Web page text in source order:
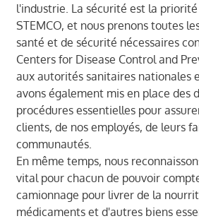
l'industrie. La sécurité est la
STEMCO, et nous prenons toutes
santé et de sécurité nécessaires
Centers for Disease Control and
aux autorités sanitaires nationales
avons également mis en place des
procédures essentielles pour
clients, de nos employés, de leurs
communautés.
En même temps, nous
vital pour chacun de pouvoir
camionnage pour livrer de la
médicaments et d'autres biens